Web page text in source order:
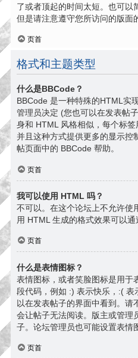
了或者顶起的时间太短。也可以
但是请注意遵守您所访问的版面
页首
格式和主题类型
什么是BBCode？
BBCode 是一种特殊的HTML实
管理员决定 (您也可以在发表帖
身和 HTML 风格相似，每个标
并且这种方式提供更多的显示控
帖页面中的 BBCode 帮助。
页首
我可以使用 HTML 吗？
不可以。在这个论坛上不允许使
用 HTML 生成的格式效果可以通
页首
什么是表情图标？
表情图标，或者笑脸图标是用于
段代码，例如 :) 表示快乐，:(
以在发表帖子的界面中看到。请
会让帖子无法阅读。版主或管理
子。论坛管理员也可能设置表情
页首